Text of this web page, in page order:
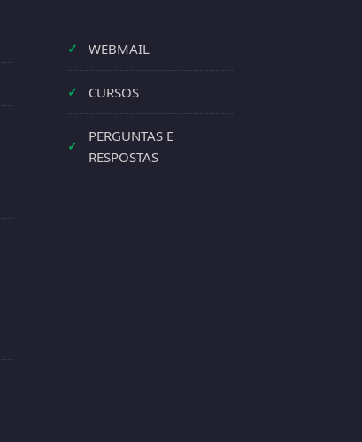
✓ WEBMAIL
✓ CURSOS
✓
PERGUNTAS E
RESPOSTAS